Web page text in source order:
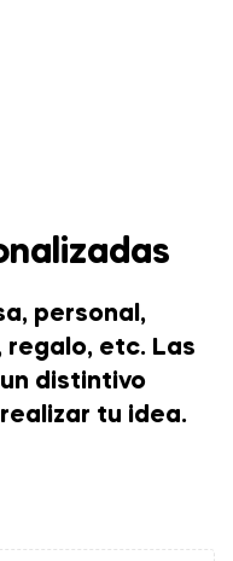
personal,
regalo, etc. Las
distintivo
tu idea.